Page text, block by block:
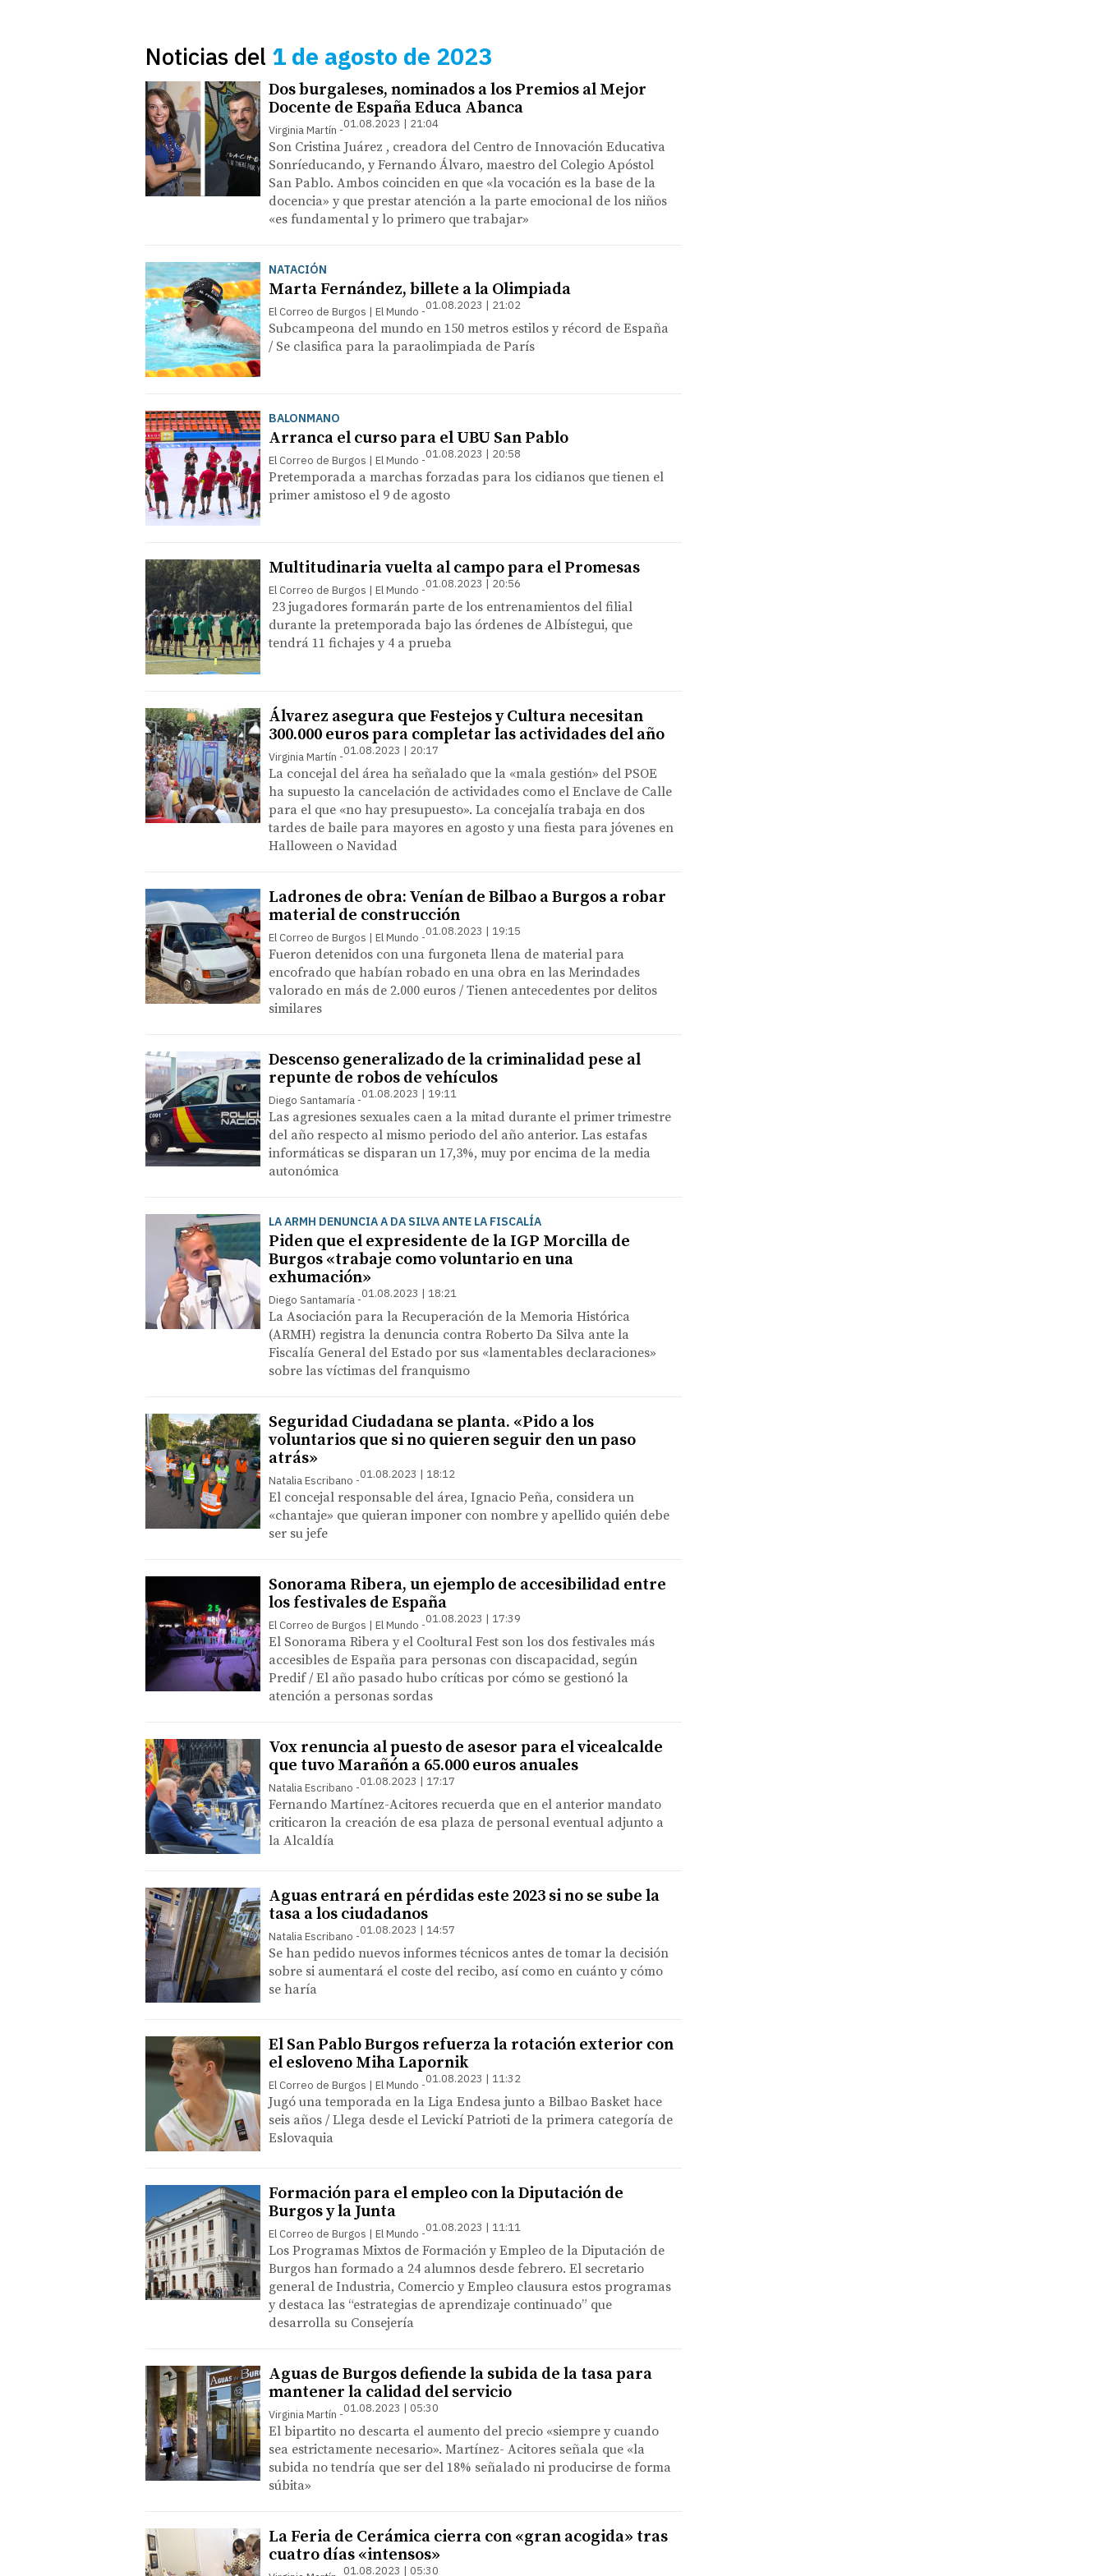
Noticias del 1 de agosto de 2023
Dos burgaleses, nominados a los Premios al Mejor
Docente de España Educa Abanca
Virginia Martín 01.08.2023 | 21:04
Son Cristina Juárez , creadora del Centro de Innovación Educativa
Sonríeducando, y Fernando Álvaro, maestro del Colegio Apóstol
San Pablo. Ambos coinciden en que «la vocación es la base de la
docencia» y que prestar atención a la parte emocional de los niños
«es fundamental y lo primero que trabajar»
NATACIÓN
Marta Fernández, billete a la Olimpiada
El Correo de Burgos | El Mundo 01.08.2023 | 21:02
Subcampeona del mundo en 150 metros estilos y récord de España
/ Se clasifica para la paraolimpiada de París
BALONMANO
Arranca el curso para el UBU San Pablo
El Correo de Burgos | El Mundo 01.08.2023 | 20:58
Pretemporada a marchas forzadas para los cidianos que tienen el
primer amistoso el 9 de agosto
Multitudinaria vuelta al campo para el Promesas
El Correo de Burgos | El Mundo 01.08.2023 | 20:56
23 jugadores formarán parte de los entrenamientos del filial
durante la pretemporada bajo las órdenes de Albístegui, que
tendrá 11 fichajes y 4 a prueba
Álvarez asegura que Festejos y Cultura necesitan
300.000 euros para completar las actividades del año
Virginia Martín 01.08.2023 | 20:17
La concejal del área ha señalado que la «mala gestión» del PSOE
ha supuesto la cancelación de actividades como el Enclave de Calle
para el que «no hay presupuesto». La concejalía trabaja en dos
tardes de baile para mayores en agosto y una fiesta para jóvenes en
Halloween o Navidad
Ladrones de obra: Venían de Bilbao a Burgos a robar
material de construcción
El Correo de Burgos | El Mundo 01.08.2023 | 19:15
Fueron detenidos con una furgoneta llena de material para
encofrado que habían robado en una obra en las Merindades
valorado en más de 2.000 euros / Tienen antecedentes por delitos
similares
Descenso generalizado de la criminalidad pese al
repunte de robos de vehículos
Diego Santamaría 01.08.2023 | 19:11
Las agresiones sexuales caen a la mitad durante el primer trimestre
del año respecto al mismo periodo del año anterior. Las estafas
informáticas se disparan un 17,3%, muy por encima de la media
autonómica
LA ARMH DENUNCIA A DA SILVA ANTE LA FISCALÍA
Piden que el expresidente de la IGP Morcilla de
Burgos «trabaje como voluntario en una
exhumación»
Diego Santamaría 01.08.2023 | 18:21
La Asociación para la Recuperación de la Memoria Histórica
(ARMH) registra la denuncia contra Roberto Da Silva ante la
Fiscalía General del Estado por sus «lamentables declaraciones»
sobre las víctimas del franquismo
Seguridad Ciudadana se planta. «Pido a los
voluntarios que si no quieren seguir den un paso
atrás»
Natalia Escribano 01.08.2023 | 18:12
El concejal responsable del área, Ignacio Peña, considera un
«chantaje» que quieran imponer con nombre y apellido quién debe
ser su jefe
Sonorama Ribera, un ejemplo de accesibilidad entre
los festivales de España
El Correo de Burgos | El Mundo 01.08.2023 | 17:39
El Sonorama Ribera y el Cooltural Fest son los dos festivales más
accesibles de España para personas con discapacidad, según
Predif / El año pasado hubo críticas por cómo se gestionó la
atención a personas sordas
Vox renuncia al puesto de asesor para el vicealcalde
que tuvo Marañón a 65.000 euros anuales
Natalia Escribano 01.08.2023 | 17:17
Fernando Martínez-Acitores recuerda que en el anterior mandato
criticaron la creación de esa plaza de personal eventual adjunto a
la Alcaldía
Aguas entrará en pérdidas este 2023 si no se sube la
tasa a los ciudadanos
Natalia Escribano 01.08.2023 | 14:57
Se han pedido nuevos informes técnicos antes de tomar la decisión
sobre si aumentará el coste del recibo, así como en cuánto y cómo
se haría
El San Pablo Burgos refuerza la rotación exterior con
el esloveno Miha Lapornik
El Correo de Burgos | El Mundo 01.08.2023 | 11:32
Jugó una temporada en la Liga Endesa junto a Bilbao Basket hace
seis años / Llega desde el Levickí Patrioti de la primera categoría de
Eslovaquia
Formación para el empleo con la Diputación de
Burgos y la Junta
El Correo de Burgos | El Mundo 01.08.2023 | 11:11
Los Programas Mixtos de Formación y Empleo de la Diputación de
Burgos han formado a 24 alumnos desde febrero. El secretario
general de Industria, Comercio y Empleo clausura estos programas
y destaca las “estrategias de aprendizaje continuado” que
desarrolla su Consejería
Aguas de Burgos defiende la subida de la tasa para
mantener la calidad del servicio
Virginia Martín 01.08.2023 | 05:30
El bipartito no descarta el aumento del precio «siempre y cuando
sea estrictamente necesario». Martínez- Acitores señala que «la
subida no tendría que ser del 18% señalado ni producirse de forma
súbita»
La Feria de Cerámica cierra con «gran acogida» tras
cuatro días «intensos»
01.08.2023 | 05:30